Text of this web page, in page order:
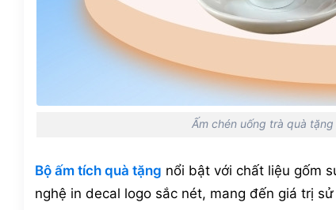
Ấm chén uống trà quà
Bộ ấm tích quà tặng nổi bật với chất liệu gốm
nghệ in decal logo sắc nét, mang đến giá trị